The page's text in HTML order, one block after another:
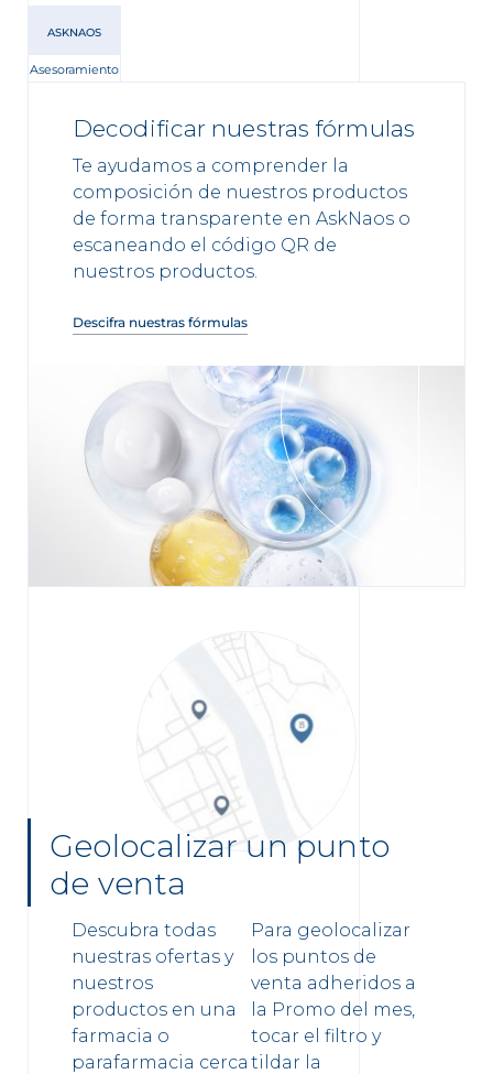
ASKNAOS
Asesoramiento
Decodificar nuestras fórmulas
Te ayudamos a comprender la
composición de nuestros productos
de forma transparente en AskNaos o
escaneando el código QR de
nuestros productos.
Descifra nuestras fórmulas
Geolocalizar un punto
de venta
Descubra todas
nuestras ofertas y
nuestros
productos en una
farmacia o
parafarmacia cerca
Para geolocalizar
los puntos de
venta adheridos a
la Promo del mes,
tocar el filtro y
tildar la